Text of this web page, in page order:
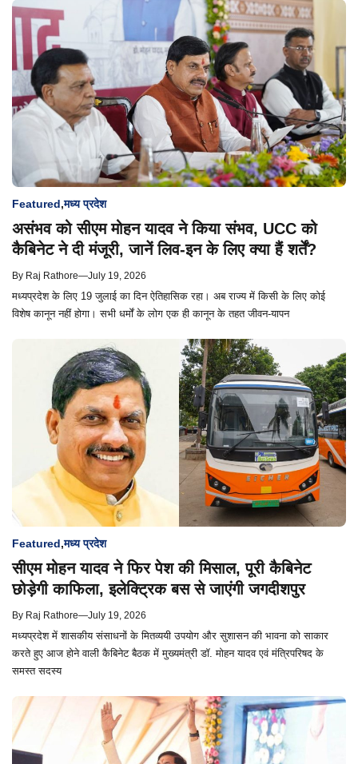
Featured,मध्य प्रदेश
असंभव को सीएम मोहन यादव ने किया संभव, UCC को
कैबिनेट ने दी मंजूरी, जानें लिव-इन के लिए क्या हैं शर्तें?
By Raj Rathore—July 19, 2026
मध्यप्रदेश के लिए 19 जुलाई का दिन ऐतिहासिक रहा। अब राज्य में किसी के लिए कोई
विशेष कानून नहीं होगा। सभी धर्मों के लोग एक ही कानून के तहत जीवन-यापन
Featured,मध्य प्रदेश
सीएम मोहन यादव ने फिर पेश की मिसाल, पूरी कैबिनेट
छोड़ेगी काफिला, इलेक्ट्रिक बस से जाएंगी जगदीशपुर
By Raj Rathore—July 19, 2026
मध्यप्रदेश में शासकीय संसाधनों के मितव्ययी उपयोग और सुशासन की भावना को साकार
करते हुए आज होने वाली कैबिनेट बैठक में मुख्यमंत्री डॉ. मोहन यादव एवं मंत्रिपरिषद के
समस्त सदस्य